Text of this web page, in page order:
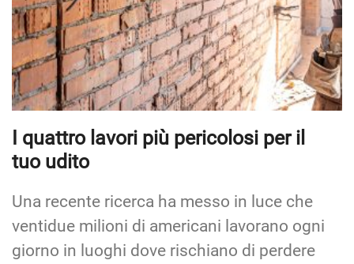
I quattro lavori più pericolosi per il
tuo udito
Una recente ricerca ha messo in luce che
ventidue milioni di americani lavorano ogni
giorno in luoghi dove rischiano di perdere